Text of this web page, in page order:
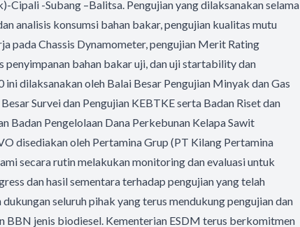
Cipali -Subang –Balitsa. Pengujian yang dilaksanakan selama
analisis konsumsi bahan bakar, pengujian kualitas mutu
pada Chassis Dynamometer, pengujian Merit Rating
bahan bakar uji, dan uji startability dan
dilaksanakan oleh Balai Besar Pengujian Minyak dan Gas
Survei dan Pengujian KEBTKE serta Badan Riset dan
Badan Pengelolaan Dana Perkebunan Kelapa Sawit
disediakan oleh Pertamina Grup (PT Kilang Pertamina
secara rutin melakukan monitoring dan evaluasi untuk
dan hasil sementara terhadap pengujian yang telah
seluruh pihak yang terus mendukung pengujian dan
BBN jenis biodiesel. Kementerian ESDM terus berkomitmen